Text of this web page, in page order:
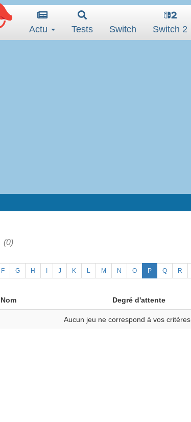
Actu Tests Switch Switch 2
(0)
F G H J K L M N O P Q R
Nom Degré d'attente
Aucun jeu ne correspond à vos critères.